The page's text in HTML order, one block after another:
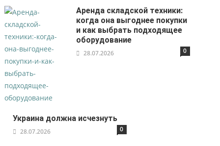
Аренда складской техники:
когда она выгоднее покупки
и как выбрать подходящее
оборудование
28.07.2026 0
Украина должна исчезнуть
28.07.2026 0